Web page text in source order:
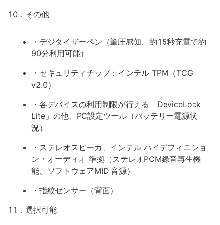
10．その他
・デジタイザーペン（筆圧感知、約15秒充電で約
90分利用可能）
・セキュリティチップ：インテル TPM（TCG
v2.0）
・各デバイスの利用制限が行える「DeviceLock
Lite」の他、PC設定ツール（バッテリー電源状
況）
・ステレオスピーカ、インテル ハイデフィニショ
ン・オーディオ 準拠（ステレオPCM録音再生機
能、ソフトウェアMIDI音源）
・指紋センサー（背面）
11．選択可能